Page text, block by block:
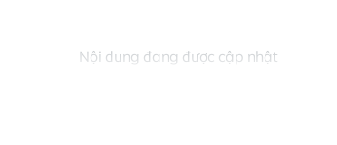
Nội dung đang được cập nhật